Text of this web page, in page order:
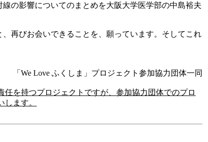
の影響についてのまとめを大阪大学医学部の中島裕夫
再びお会いできることを、願っています。そしてこれ
「We Love ふくしま」プロジェクト参加協力団体一同
を持つプロジェクトですが、参加協力団体でのプロ
ます。